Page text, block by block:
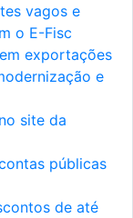
vagos e
o E-Fisc
exportações
e
site da
públicas
de até